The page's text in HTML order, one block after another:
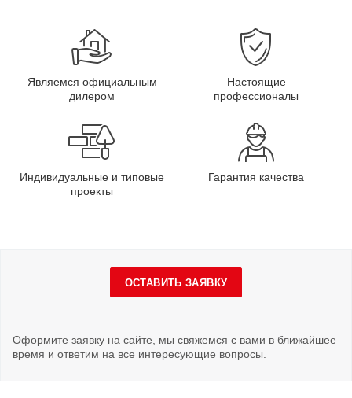
Являемся официальным
дилером
Настоящие
профессионалы
Индивидуальные и типовые
проекты
Гарантия качества
ОСТАВИТЬ ЗАЯВКУ
Оформите заявку на сайте, мы свяжемся с вами в ближайшее
время и ответим на все интересующие вопросы.